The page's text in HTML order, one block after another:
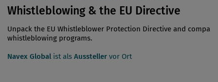
Whistleblowing & the EU Directive
Unpack the EU Whistleblower Protection Directive and company
whistleblowing programs.
Navex Global ist als Aussteller vor Ort